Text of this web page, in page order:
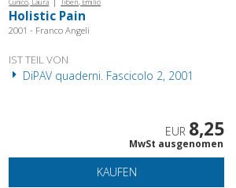
Holistic Pain
2001 - Franco Angeli
IST TEIL VON
DiPAV quaderni. Fascicolo 2, 2001
EUR 8,25
MwSt ausgenomen
KAUFEN